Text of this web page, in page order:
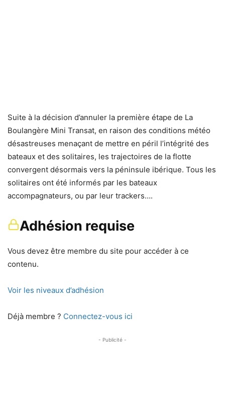
Suite à la décision d’annuler la première étape de La
Boulangère Mini Transat, en raison des conditions météo
désastreuses menaçant de mettre en péril l’intégrité des
bateaux et des solitaires, les trajectoires de la flotte
convergent désormais vers la péninsule ibérique. Tous les
solitaires ont été informés par les bateaux
accompagnateurs, ou par leur trackers….
Adhésion requise
Vous devez être membre du site pour accéder à ce
contenu.
Voir les niveaux d’adhésion
Déjà membre ? Connectez-vous ici
- Publicité -